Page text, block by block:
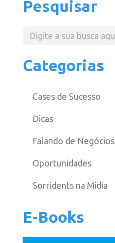
Pesquisar
Categorias
Cases de Sucesso
Dicas
Falando de Negócios
Oportunidades
Sorridents na Mídia
E-Books